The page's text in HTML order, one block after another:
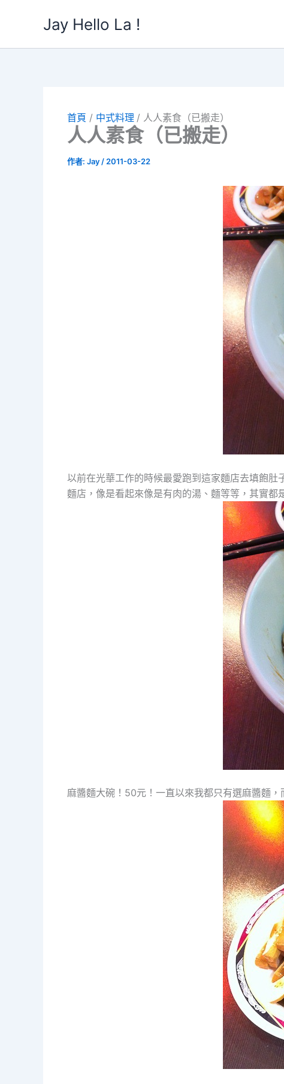
Jay Hello La !
首頁 中式料理 人人素食（已搬走）
人人素食（已搬走）
作者: Jay / 2011-03-22
以前在光華工作的時候最愛跑到這家麵店去填飽
麵店，像是看起來像是有肉的湯、麵等等，其實
麻醬麵大碗！50元！一直以來我都只有選麻醬麵